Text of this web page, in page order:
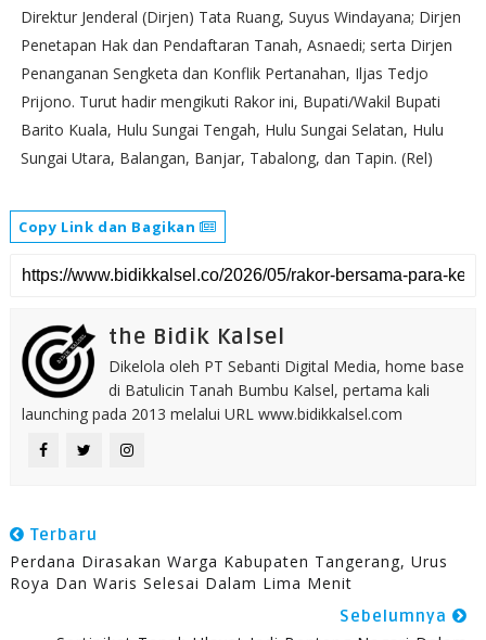
Direktur Jenderal (Dirjen) Tata Ruang, Suyus Windayana; Dirjen
Penetapan Hak dan Pendaftaran Tanah, Asnaedi; serta Dirjen
Penanganan Sengketa dan Konflik Pertanahan, Iljas Tedjo
Prijono. Turut hadir mengikuti Rakor ini, Bupati/Wakil Bupati
Barito Kuala, Hulu Sungai Tengah, Hulu Sungai Selatan, Hulu
Sungai Utara, Balangan, Banjar, Tabalong, dan Tapin. (Rel)
Copy Link dan Bagikan
the Bidik Kalsel
Dikelola oleh PT Sebanti Digital Media, home base
di Batulicin Tanah Bumbu Kalsel, pertama kali
launching pada 2013 melalui URL www.bidikkalsel.com
Terbaru
Perdana Dirasakan Warga Kabupaten Tangerang, Urus
Roya Dan Waris Selesai Dalam Lima Menit
Sebelumnya